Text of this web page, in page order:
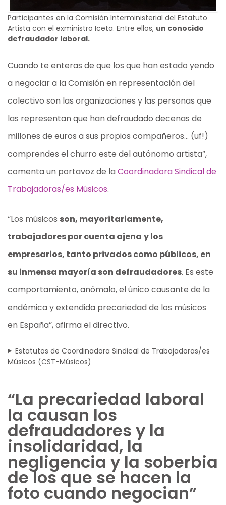
Participantes en la Comisión Interministerial del Estatuto
Artista con el exministro Iceta. Entre ellos, un conocido
defraudador laboral.
Cuando te enteras de que los que han estado yendo
a negociar a la Comisión en representación del
colectivo son las organizaciones y las personas que
las representan que han defraudado decenas de
millones de euros a sus propios compañeros… (uf!)
comprendes el churro este del autónomo artista”,
comenta un portavoz de laCoordinadora Sindical de
Trabajadoras/es Músicos.
“Los músicos son, mayoritariamente,
trabajadores por cuenta ajena y los
empresarios, tanto privados como públicos, en
su inmensa mayoría son defraudadores. Es este
comportamiento, anómalo, el único causante de la
endémica y extendida precariedad de los músicos
en España”, afirma el directivo.
Estatutos de Coordinadora Sindical de Trabajadoras/es
Músicos (CST-Músicos)
“La precariedad laboral
la causan los
defraudadores y la
insolidaridad, la
negligencia y la soberbia
de los que se hacen la
foto cuando negocian”